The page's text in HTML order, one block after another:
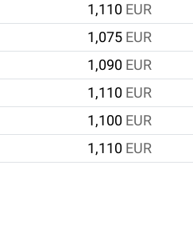
1,110 EUR
1,075 EUR
1,090 EUR
1,110 EUR
1,100 EUR
1,110 EUR